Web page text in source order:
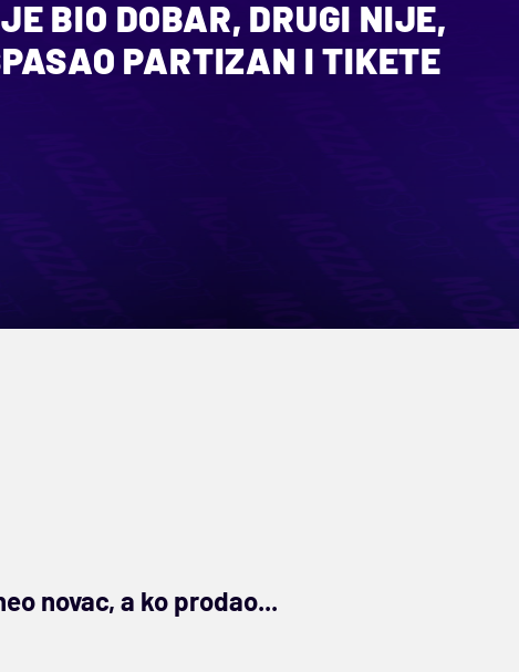
BIO DOBAR, DRUGI NIJE,
PARTIZAN I TIKETE
novac, a ko prodao...